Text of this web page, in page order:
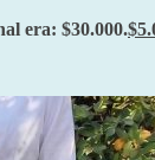
era: $30.000.$